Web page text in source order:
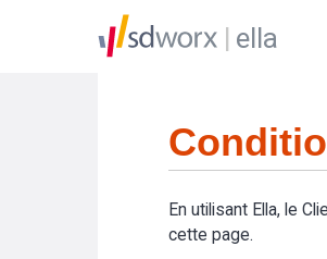
ella
En utilisant Ella, le
cette page.